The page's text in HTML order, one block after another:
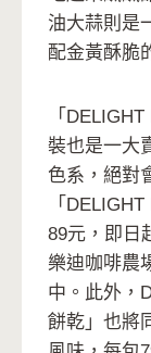
油大蒜則是
配金黃酥脆
「
裝也是一大
色系，絕對
「
89元，即日
樂迪咖啡農
中。此外，
餅乾」也將